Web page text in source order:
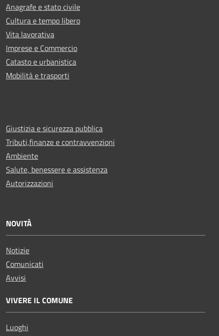
Anagrafe e stato civile
Cultura e tempo libero
Vita lavorativa
Imprese e Commercio
Catasto e urbanistica
Mobilità e trasporti
Giustizia e sicurezza pubblica
Tributi,finanze e contravvenzioni
Ambiente
Salute, benessere e assistenza
Autorizzazioni
NOVITÀ
Notizie
Comunicati
Avvisi
VIVERE IL COMUNE
Luoghi